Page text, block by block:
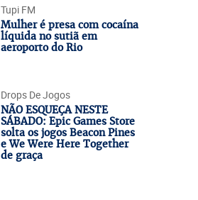
Tupi FM
Mulher é presa com cocaína
líquida no sutiã em
aeroporto do Rio
Drops De Jogos
NÃO ESQUEÇA NESTE
SÁBADO: Epic Games Store
solta os jogos Beacon Pines
e We Were Here Together
de graça